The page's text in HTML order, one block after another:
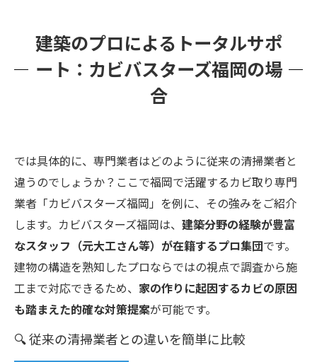
建築のプロによるトータルサポ
ート：カビバスターズ福岡の場
合
では具体的に、専門業者はどのように従来の清掃業者と
違うのでしょうか？ここで福岡で活躍するカビ取り専門
業者「カビバスターズ福岡」を例に、その強みをご紹介
します。カビバスターズ福岡は、 建築分野の経験が豊富
なスタッフ（元大工さん等）が在籍するプロ集団です。
建物の構造を熟知したプロならではの視点で調査から施
工まで対応できるため、 家の作りに起因するカビの原因
も踏まえた的確な対策提案が可能です。
🔍 従来の清掃業者との違いを簡単に比較